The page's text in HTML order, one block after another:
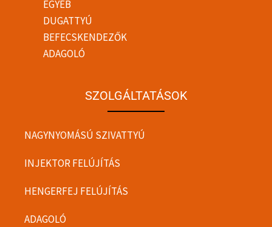
EGYÉB
DUGATTYÚ
BEFECSKENDEZŐK
ADAGOLÓ
SZOLGÁLTATÁSOK
NAGYNYOMÁSÚ SZIVATTYÚ
INJEKTOR FELÚJÍTÁS
HENGERFEJ FELÚJÍTÁS
ADAGOLÓ